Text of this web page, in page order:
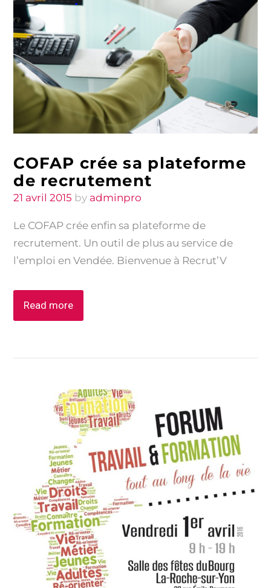
COFAP crée sa plateforme
de recrutement
Posted
21 avril 2015 by adminpro
Le COFAP crée enfin sa plateforme de
recrutement. Un outil de plus au service de
l’emploi en Vendée. Bienvenue à Recrut’V
Read more